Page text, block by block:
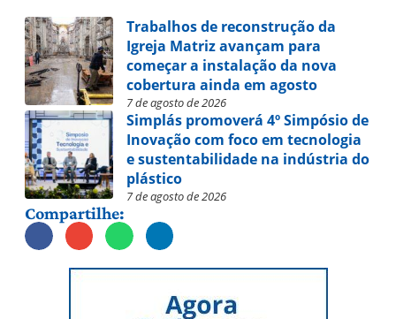
Trabalhos de reconstrução da
Igreja Matriz avançam para
começar a instalação da nova
cobertura ainda em agosto
7 de agosto de 2026
Simplás promoverá 4º Simpósio de
Inovação com foco em tecnologia
e sustentabilidade na indústria do
plástico
7 de agosto de 2026
Compartilhe: